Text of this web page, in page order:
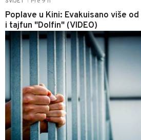
Poplave u Kini: Evakuisano više
i tajfun "Dolfin" (VIDEO)